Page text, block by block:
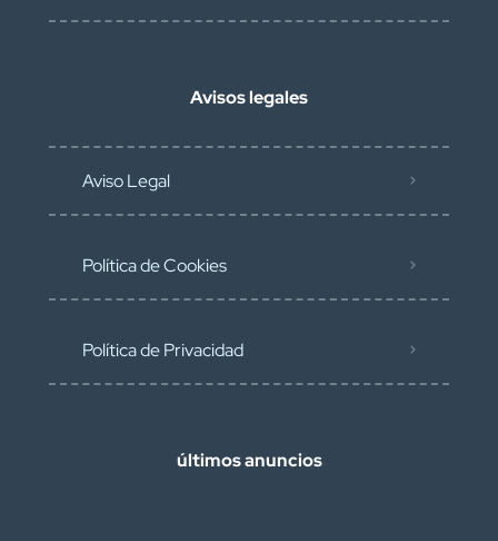
Avisos legales
Aviso Legal
Política de Cookies
Política de Privacidad
últimos anuncios